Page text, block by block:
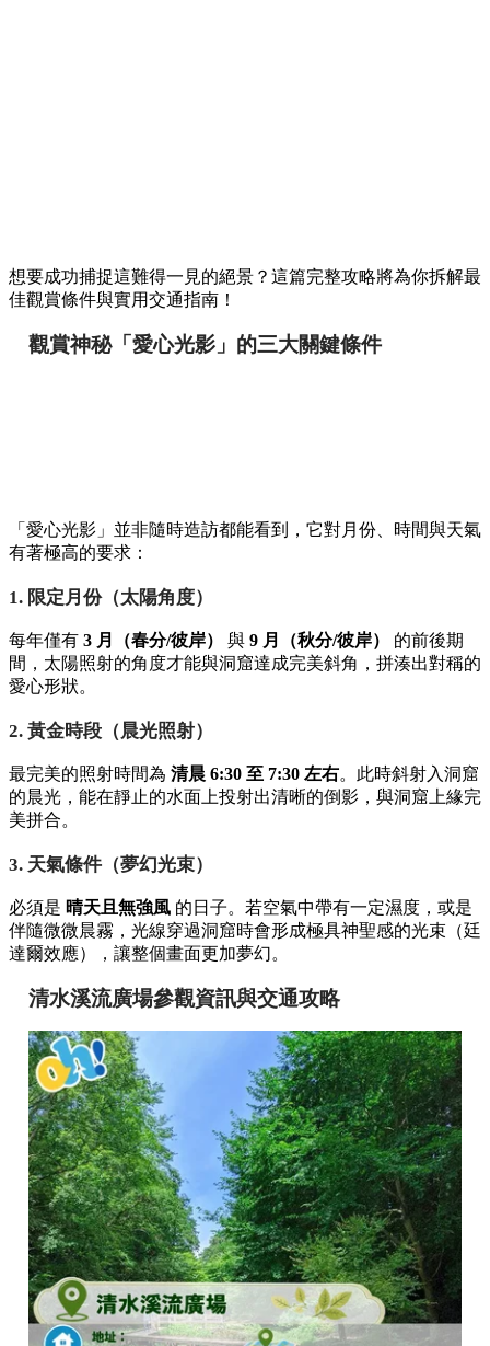
想要成功捕捉這難得一見的絕景？這篇完整攻略將為你拆解最
佳觀賞條件與實用交通指南！
觀賞神秘「愛心光影」的三大關鍵條件
「愛心光影」並非隨時造訪都能看到，它對月份、時間與天氣
有著極高的要求：
1. 限定月份（太陽角度）
每年僅有 3 月（春分/彼岸） 與 9 月（秋分/彼岸）
的前後期
間，太陽照射的角度才能與洞窟達成完美斜角，拼湊出對稱的
愛心形狀。
2. 黃金時段（晨光照射）
最完美的照射時間為 清晨 6:30 至 7:30 左右。此時斜射入洞窟
的晨光，能在靜止的水面上投射出清晰的倒影，與洞窟上緣完
美拼合。
3. 天氣條件（夢幻光束）
必須是 晴天且無強風 的日子。若空氣中帶有一定濕度，或是
伴隨微微晨霧，光線穿過洞窟時會形成極具神聖感的光束（廷
達爾效應），讓整個畫面更加夢幻。
清水溪流廣場參觀資訊與交通攻略